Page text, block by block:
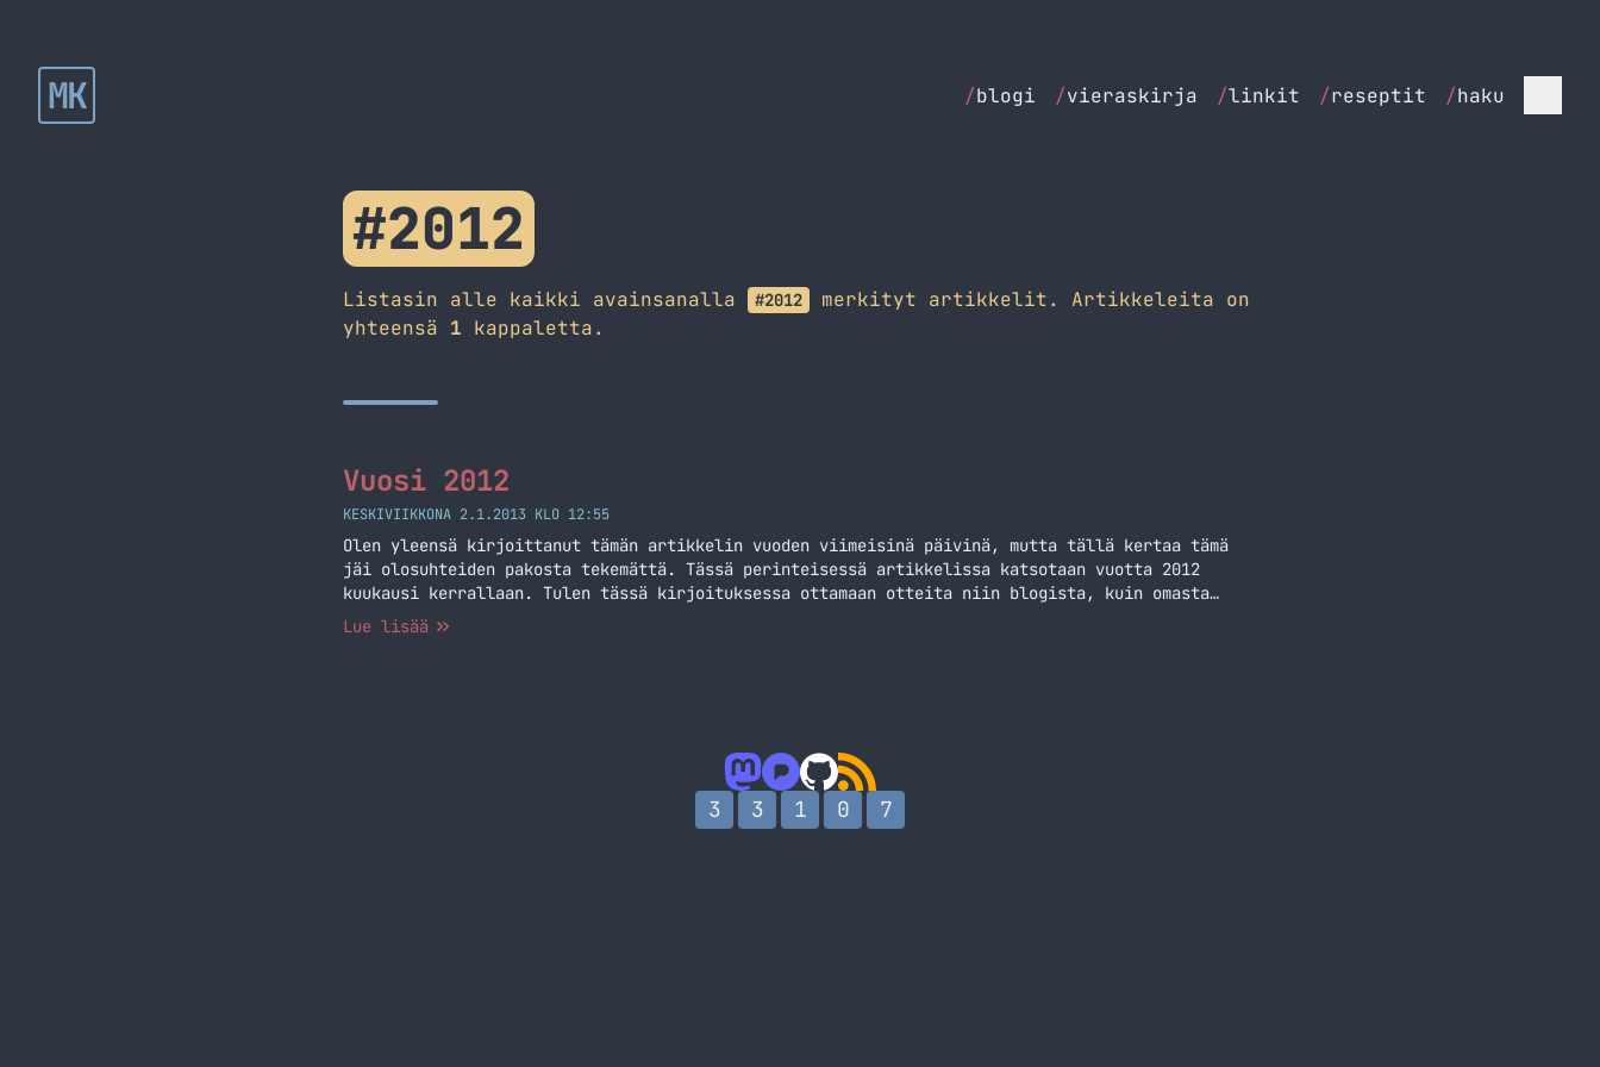
MK /blogi /vieraskirja /linkit /reseptit /haku
#2012
Listasin alle kaikki avainsanalla #2012
merkityt artikkelit. Artikkeleita on
yhteensä 1 kappaletta.
Vuosi 2012
KESKIVIIKKONA 2.1.2013 KLO 12:55
Olen yleensä kirjoittanut tämän artikkelin vuoden viimeisinä päivinä, mutta tällä kertaa tämä
jäi olosuhteiden pakosta tekemättä. Tässä perinteisessä artikkelissa katsotaan vuotta 2012
kuukausi kerrallaan. Tulen tässä kirjoituksessa ottamaan otteita niin blogista, kuin omasta
elämästäni jota ei blogissa ole välttämättä edes katettukaan. Aloitan tämänkin kirjoituksen
Lue lisää
3 3 1 0 7